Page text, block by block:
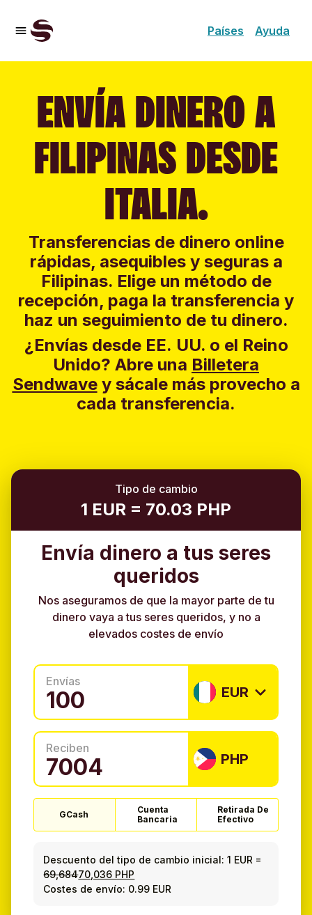
Países Ayuda
ENVÍA DINERO A
FILIPINAS DESDE
ITALIA.
Transferencias de dinero online
rápidas, asequibles y seguras a
Filipinas. Elige un método de
recepción, paga la transferencia y
haz un seguimiento de tu dinero.
¿Envías desde EE. UU. o el Reino
Unido? Abre una Billetera
Sendwavey sácale más provecho a
cada transferencia.
Tipo de cambio
1 EUR = 70.03 PHP
Envía dinero a tus seres
queridos
Nos aseguramos de que la mayor parte de tu
dinero vaya a tus seres queridos, y no a
elevados costes de envío
Envías
EUR
Reciben
PHP
GCash
Cuenta
Bancaria
Retirada De
Efectivo
Descuento del tipo de cambio inicial: 1 EUR =
69,68470,036 PHP
Costes de envío: 0.99 EUR